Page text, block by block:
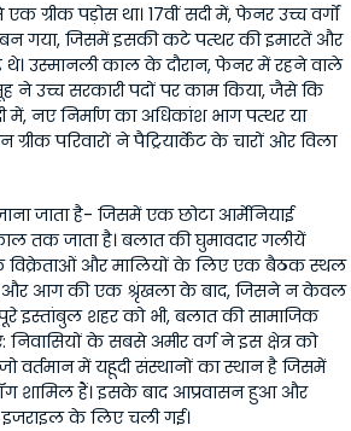
ग्रीक पड़ोस था। 17वीं सदी में, फेनर उच्च वर्गों
गया, जिसमें इसकी कटे पत्थर की इमारतें और
उस्मानली काल के दौरान, फेनर में रहने वाले
ने उच्च सरकारी पदों पर काम किया, जैसे कि
में, नए निर्माण का अधिकांश भाग पत्थर या
परिवारों ने पैट्रियार्केट के चारों ओर विला
जाता है- जिसमें एक छोटा आर्मेनियाई
तक जाता है। बलात की घुमावदार गलीयें
विक्रेताओं और मालियों के लिए एक बैठक स्थल
और आग की एक श्रृंखला के बाद, जिसने न केवल
इस्तांबुल शहर को भी, बलात की सामाजिक
के सबसे अमीर वर्ग ने इस क्षेत्र को
वर्तमान में यहूदी संस्थानों का स्थान है जिसमें
शामिल हैं। इसके बाद आप्रवासन हुआ और
के लिए चली गई।